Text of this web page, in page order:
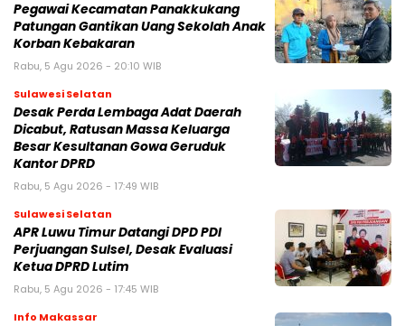
Pegawai Kecamatan Panakkukang
Patungan Gantikan Uang Sekolah Anak
Korban Kebakaran
Rabu, 5 Agu 2026 - 20:10 WIB
Sulawesi Selatan
Desak Perda Lembaga Adat Daerah
Dicabut, Ratusan Massa Keluarga
Besar Kesultanan Gowa Geruduk
Kantor DPRD
Rabu, 5 Agu 2026 - 17:49 WIB
Sulawesi Selatan
APR Luwu Timur Datangi DPD PDI
Perjuangan Sulsel, Desak Evaluasi
Ketua DPRD Lutim
Rabu, 5 Agu 2026 - 17:45 WIB
Info Makassar